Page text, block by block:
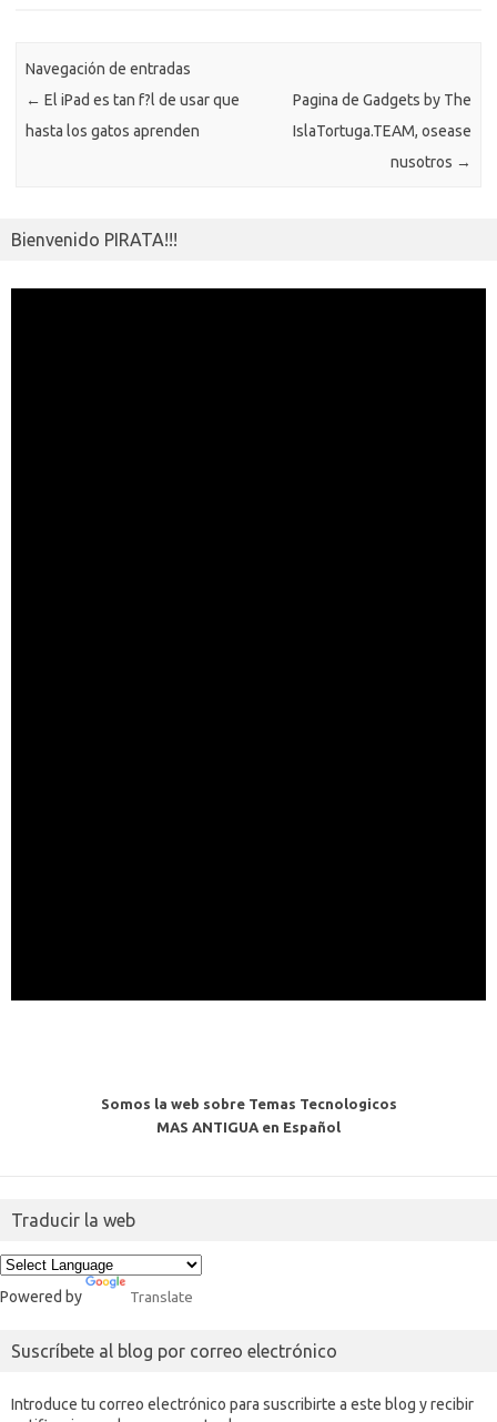
i
ti
r
Navegación de entradas
← El iPad es tan f?l de usar que
hasta los gatos aprenden
Pagina de Gadgets by The
IslaTortuga.TEAM, osease
nusotros →
Bienvenido PIRATA!!!
Somos la web sobre Temas Tecnologicos
MAS ANTIGUA en Español
Traducir la web
Powered by Translate
Suscríbete al blog por correo electrónico
Introduce tu correo electrónico para suscribirte a este blog y recibir